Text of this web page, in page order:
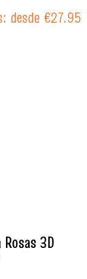
desde €27.95
3D